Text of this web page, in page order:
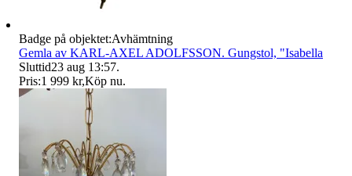
Badge på objektet:Avhämtning
Gemla av KARL-AXEL ADOLFSSON. Gungstol, "Isabella
Sluttid23 aug 13:57.
Pris:1 999 kr,Köp nu.